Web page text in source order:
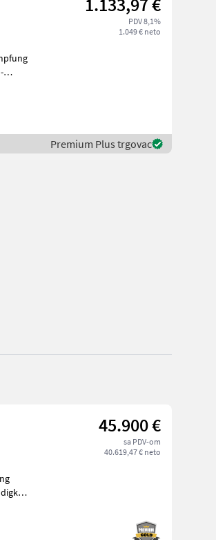
PDV 8,1%
1.049 € neto
Premium Plus trgovac
45.900 €
sa PDV-om
40.619,47 € neto